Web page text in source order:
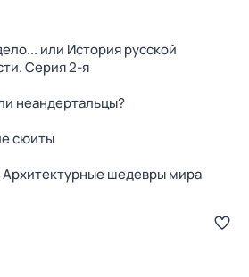
или История русской
. Серия 2-я
неандертальцы?
сюиты
Архитектурные шедевры мира